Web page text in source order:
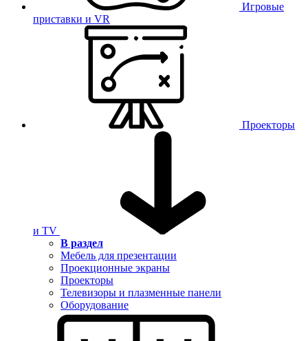
Игровые
приставки и VR
Проекторы
и TV
В раздел
Мебель для презентации
Проекционные экраны
Проекторы
Телевизоры и плазменные панели
Оборудование